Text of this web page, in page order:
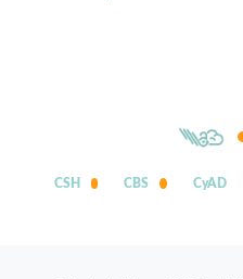
CSH CBS CyAD